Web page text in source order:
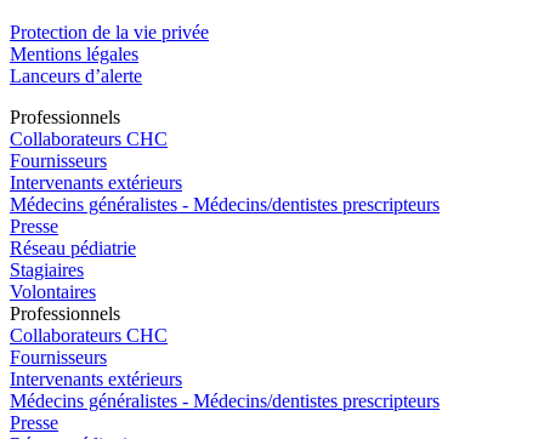
Protection de la vie privée
Mentions légales
Lanceurs d’alerte
Professionnels
Collaborateurs CHC
Fournisseurs
Intervenants extérieurs
Médecins généralistes - Médecins/dentistes prescripteurs
Presse
Réseau pédiatrie
Stagiaires
Volontaires
Professionnels
Collaborateurs CHC
Fournisseurs
Intervenants extérieurs
Médecins généralistes - Médecins/dentistes prescripteurs
Presse